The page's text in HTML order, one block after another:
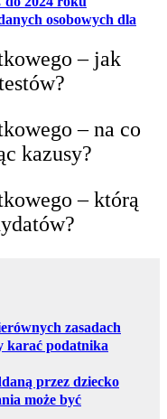
osobowych dla
– jak
– na co
kazusy?
– którą
zasadach
karać podatnika
przez dziecko
może być